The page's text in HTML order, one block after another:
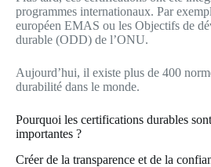
programmes internationaux. Par
européen EMAS ou les Objectifs de
durable (ODD) de l’ONU.
Aujourd’hui, il existe plus de 400
durabilité dans le monde.
Pourquoi les certifications durables
importantes ?
Créer de la transparence et de la